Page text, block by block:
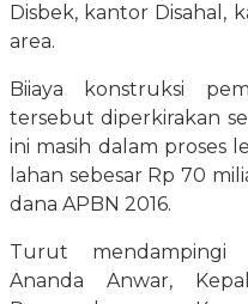
Disbek, kantor Disahal,
area.
Biiaya konstruksi
tersebut diperkirakan
ini masih dalam proses
lahan sebesar Rp 70
dana APBN 2016.
Turut mendampingi
Ananda Anwar,